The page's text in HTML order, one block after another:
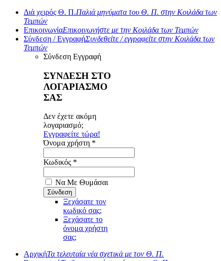
Διά χειρός Θ. Π.Παλιά μηνύματα του Θ. Π. στην Κοιλάδα των
Τεμπών
ΕπικοινωνίαΕπικοινωνήστε με την Κοιλάδα των Τεμπών
Σύνδεση / ΕγγραφήΣυνδεθείτε / εγγραφείτε στην Κοιλάδα των
Τεμπών
Σύνδεση Εγγραφή
ΣΥΝΔΕΣΗ ΣΤΟ
ΛΟΓΑΡΙΑΣΜΟ
ΣΑΣ
Δεν έχετε ακόμη
λογαριασμό;
Εγγραφείτε τώρα!
Όνομα χρήστη *
Κωδικός *
Να Με Θυμάσαι
Ξεχάσατε τον
κωδικό σας;
Ξεχάσατε το
όνομα χρήστη
σας;
ΑρχικήΤα τελευταία νέα σχετικά με τον Θ. Π.